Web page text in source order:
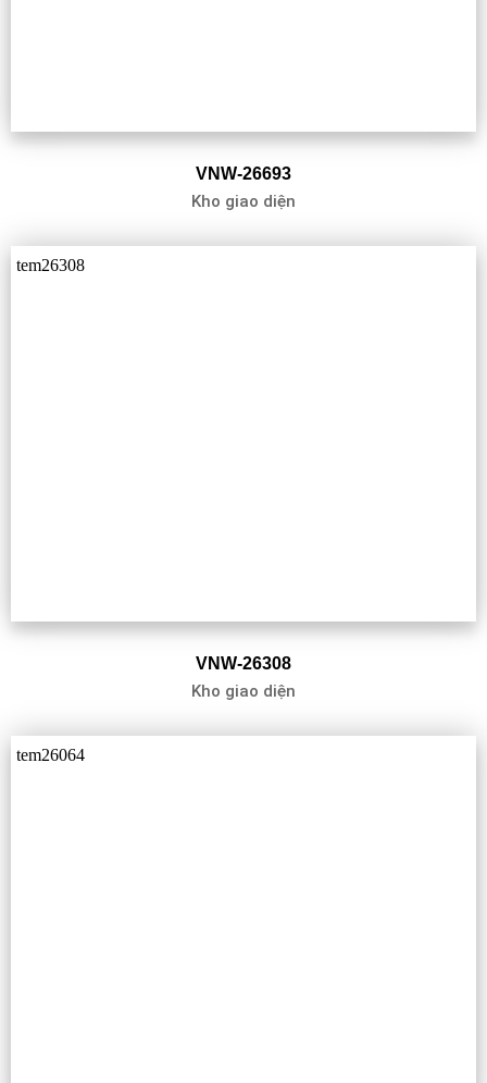
VNW-26693
Kho giao diện
VNW-26308
Kho giao diện